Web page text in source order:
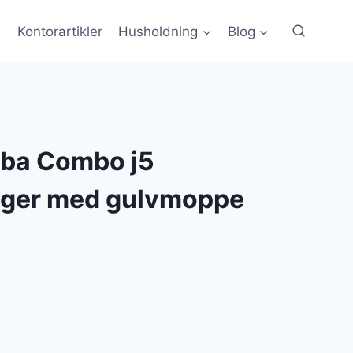
Kontorartikler Husholdning Blog
Combo j5
med gulvmoppe